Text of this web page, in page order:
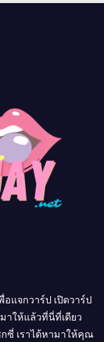
แจกวาร์ป เปิดวาร์ป
าให้แล้วที่นี่ที่เดียว
ซี่ เราได้หามาให้คุณ